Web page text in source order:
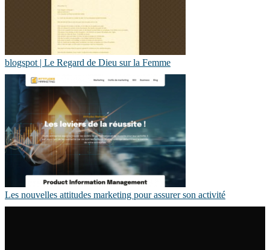
blogspot | Le Regard de Dieu sur la Femme
Les nouvelles attitudes marketing pour assurer son activité